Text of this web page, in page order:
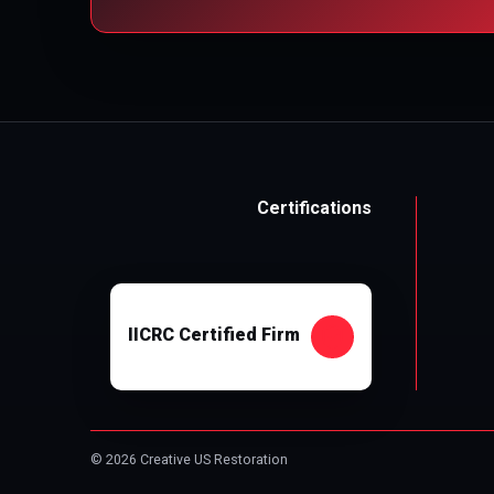
Certifications
IICRC Certified Firm
© 2026 Creative US Restoration